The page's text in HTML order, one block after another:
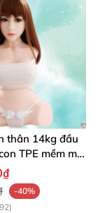
thân 14kg đầu
TPE mềm mịn
-40%